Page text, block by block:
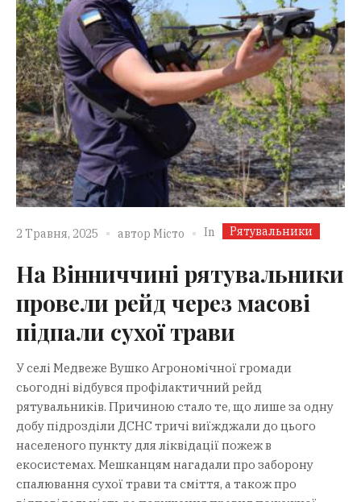
2 Травня, 2025 автор Місто In Рятувальники
На Вінниччині рятувальники
провели рейд через масові
підпали сухої трави
У селі Медвеже Вушко Агрономічної громади
сьогодні відбувся профілактичний рейд
рятувальників. Причиною стало те, що лише за одну
добу підрозділи ДСНС тричі виїжджали до цього
населеного пункту для ліквідації пожеж в
екосистемах. Мешканцям нагадали про заборону
спалювання сухої трави та сміття, а також про